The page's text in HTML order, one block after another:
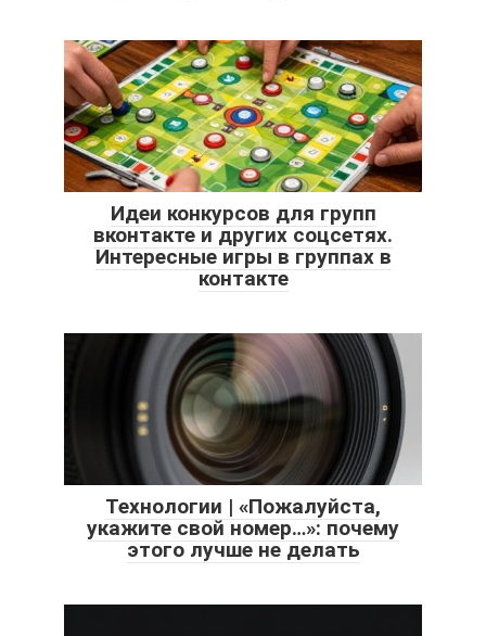
Идеи конкурсов для групп
вконтакте и других соцсетях.
Интересные игры в группах в
контакте
Технологии | «Пожалуйста,
укажите свой номер…»: почему
этого лучше не делать